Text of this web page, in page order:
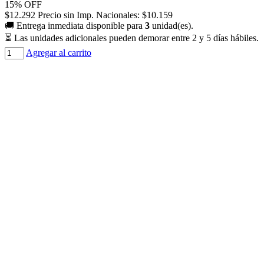
15% OFF
$12.292 Precio sin Imp. Nacionales: $10.159
🚚 Entrega inmediata disponible para 3 unidad(es).
⏳ Las unidades adicionales pueden demorar entre 2 y 5 días hábiles.
CantidadAgregar al carrito